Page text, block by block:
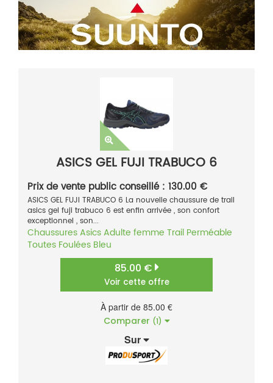
ASICS GEL FUJI TRABUCO 6
Prix de vente public conseillé : 130.00 €
ASICS GEL FUJI TRABUCO 6 La nouvelle chaussure de trail
asics gel fuji trabuco 6 est enfin arrivée , son confort
exceptionnel , son...
ChaussuresAsicsAdulte femme Trail Perméable
Toutes Foulées Bleu
85.00 €
Voir cette offre
À partir de 85.00 €
Comparer (1)
Sur